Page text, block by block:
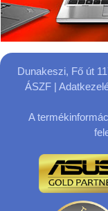
Dunakeszi, Fő út
ÁSZF |
A